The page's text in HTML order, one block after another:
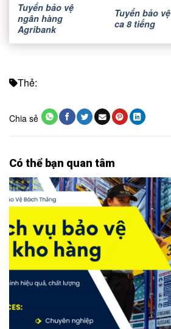
Tuyển bảo vệ
ngân hàng
Agribank
Tuyển bảo vệ
ca 8 tiếng
Thẻ:
Chia sẻ
Có thể bạn quan tâm